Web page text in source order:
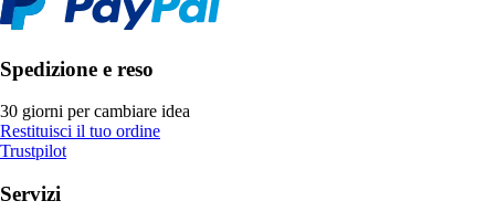
Spedizione e reso
30 giorni per cambiare idea
Restituisci il tuo ordine
Trustpilot
Servizi